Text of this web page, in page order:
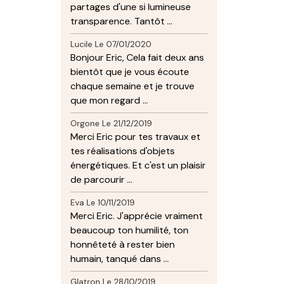
partages d'une si lumineuse
transparence. Tantôt ...
Lucile Le 07/01/2020
Bonjour Eric, Cela fait deux ans
bientôt que je vous écoute
chaque semaine et je trouve
que mon regard ...
Orgone Le 21/12/2019
Merci Eric pour tes travaux et
tes réalisations d'objets
énergétiques. Et c'est un plaisir
de parcourir ...
Eva Le 10/11/2019
Merci Eric. J'apprécie vraiment
beaucoup ton humilité, ton
honnêteté à rester bien
humain, tanqué dans ...